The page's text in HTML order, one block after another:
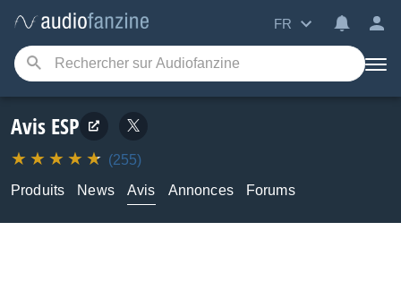
FR
Avis ESP
(255)
Produits
News Avis Annonces Forums